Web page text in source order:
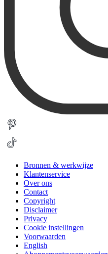
Bronnen & werkwijze
Klantenservice
Over ons
Contact
Copyright
Disclaimer
Privacy
Cookie instellingen
Voorwaarden
English